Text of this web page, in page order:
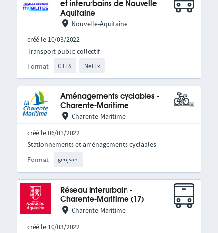
et interurbains de Nouvelle
Aquitaine
Nouvelle-Aquitaine
créé le 10/03/2022
Format GTFS NeTEx
Transport public collectif
Aménagements cyclables -
Charente-Maritime
Charente-Maritime
créé le 06/01/2022
Format geojson
Stationnements et aménagements cyclables
Réseau interurbain -
Charente-Maritime (17)
Charente-Maritime
créé le 10/03/2022